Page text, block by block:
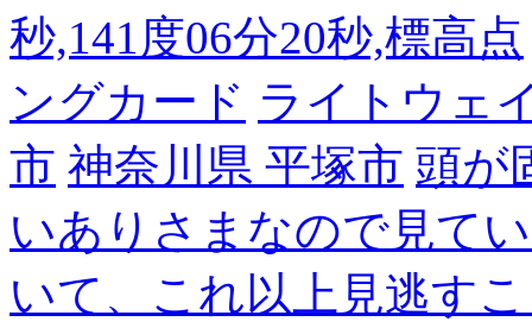
秒,141度06分20秒,標高点
ングカード ライトウェ
市 神奈川県 平塚市 頭が
いありさまなので見て
いて、これ以上見逃す